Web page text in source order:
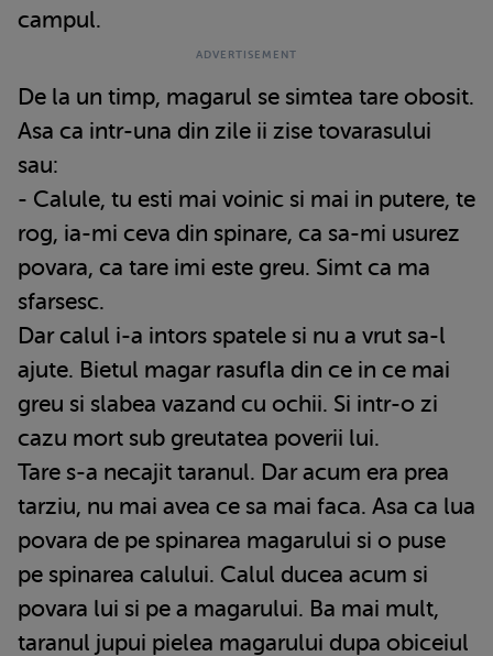
campul.
De la un timp, magarul se simtea tare obosit.
Asa ca intr-una din zile ii zise tovarasului
sau:
- Calule, tu esti mai voinic si mai in putere, te
rog, ia-mi ceva din spinare, ca sa-mi usurez
povara, ca tare imi este greu. Simt ca ma
sfarsesc.
Dar calul i-a intors spatele si nu a vrut sa-l
ajute. Bietul magar rasufla din ce in ce mai
greu si slabea vazand cu ochii. Si intr-o zi
cazu mort sub greutatea poverii lui.
Tare s-a necajit taranul. Dar acum era prea
tarziu, nu mai avea ce sa mai faca. Asa ca lua
povara de pe spinarea magarului si o puse
pe spinarea calului. Calul ducea acum si
povara lui si pe a magarului. Ba mai mult,
taranul jupui pielea magarului dupa obiceiul